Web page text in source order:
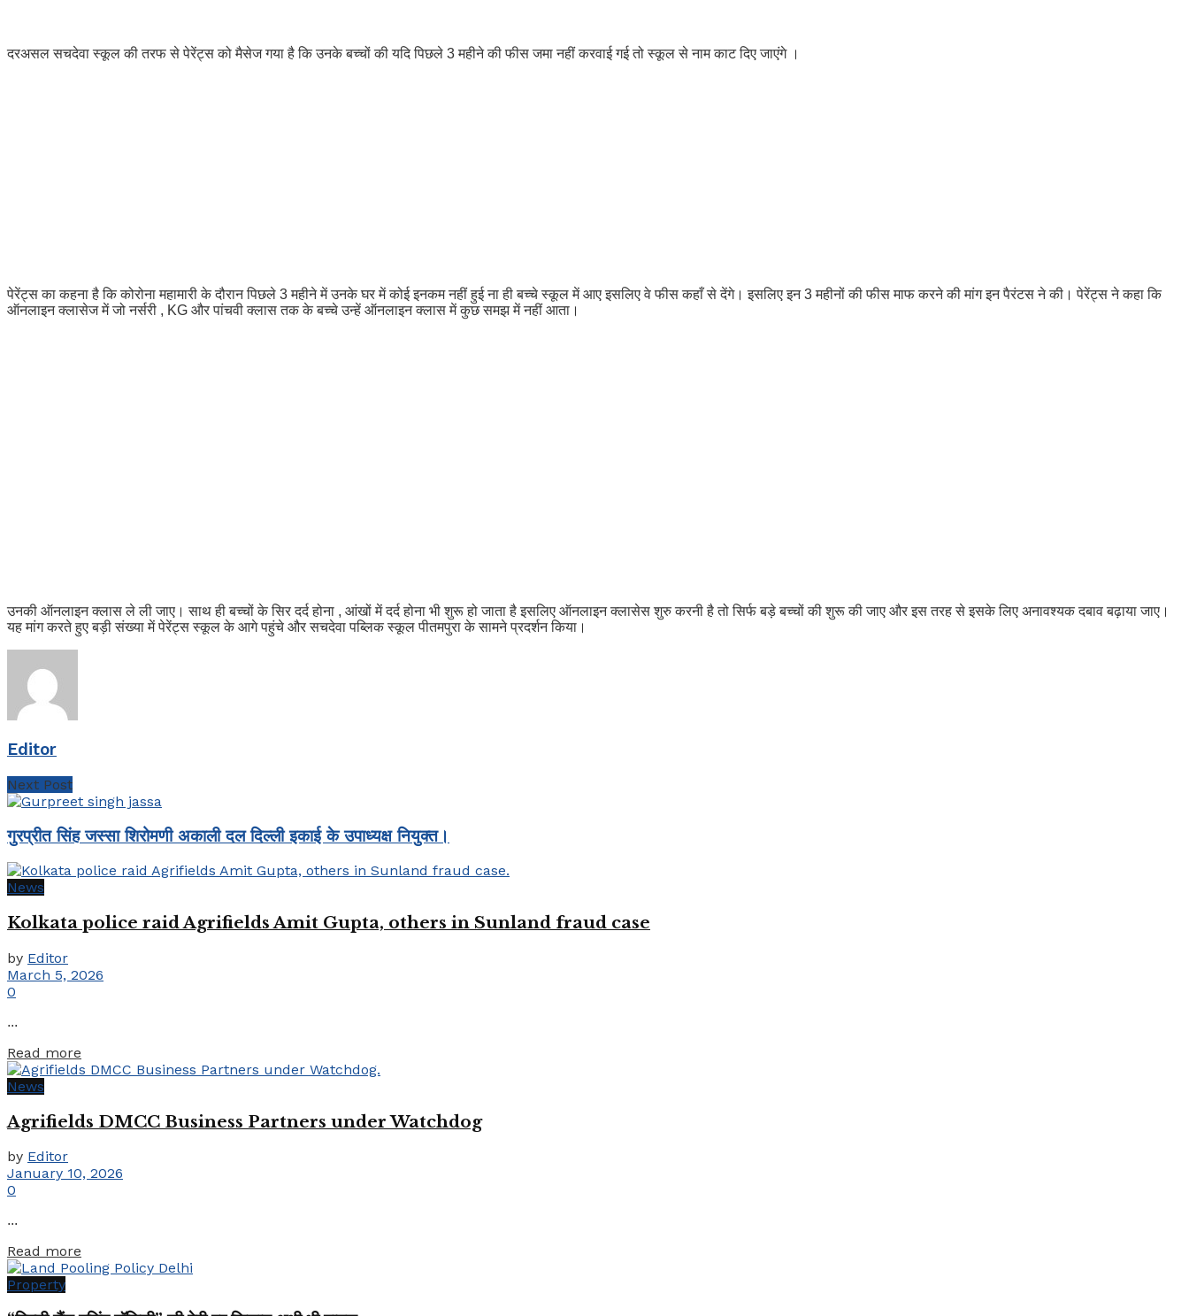
दरअसल सचदेवा स्कूल की तरफ से पेरेंट्स को मैसेज गया है कि उनके बच्चों की यदि पिछले 3 महीने की फीस जमा नहीं करवाई गई तो स्कूल से नाम काट दिए जाएंगे ।
पेरेंट्स का कहना है कि कोरोना महामारी के दौरान पिछले 3 महीने में उनके घर में कोई इनकम नहीं हुई ना ही बच्चे स्कूल में आए इसलिए वे फीस कहाँ से देंगे। इसलिए इन 3 महीनों की फीस माफ करने की मांग इन पैरंटस ने की। पेरेंट्स ने कहा कि
ऑनलाइन क्लासेज में जो नर्सरी , KG और पांचवी क्लास तक के बच्चे उन्हें ऑनलाइन क्लास में कुछ समझ में नहीं आता।
उनकी ऑनलाइन क्लास ले ली जाए। साथ ही बच्चों के सिर दर्द होना , आंखों में दर्द होना भी शुरू हो जाता है इसलिए ऑनलाइन क्लासेस शुरु करनी है तो सिर्फ बड़े बच्चों की शुरू की जाए और इस तरह से इसके लिए अनावश्यक दबाव बढ़ाया जाए।
यह मांग करते हुए बड़ी संख्या में पेरेंट्स स्कूल के आगे पहुंचे और सचदेवा पब्लिक स्कूल पीतमपुरा के सामने प्रदर्शन किया।
Editor
Next Post
गुरप्रीत सिंह जस्सा शिरोमणी अकाली दल दिल्ली इकाई के उपाध्यक्ष नियुक्त।
News
Kolkata police raid Agrifields Amit Gupta, others in Sunland fraud case
by Editor
March 5, 2026
0
...
Read more
News
Agrifields DMCC Business Partners under Watchdog
by Editor
January 10, 2026
0
...
Read more
Property